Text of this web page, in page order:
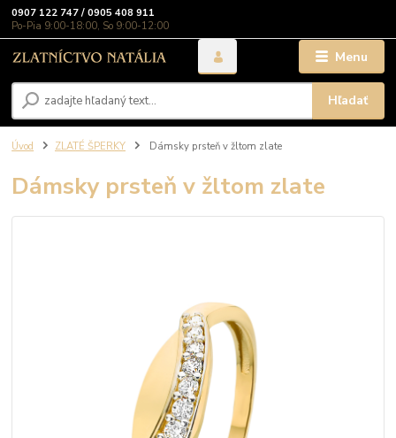
Menu
Hľadať
0907 122 747 / 0905 408 911
Po-Pia 9:00-18:00, So 9:00-12:00
Úvod ZLATÉ ŠPERKY Dámsky prsteň v žltom zlate
Dámsky prsteň v žltom zlate